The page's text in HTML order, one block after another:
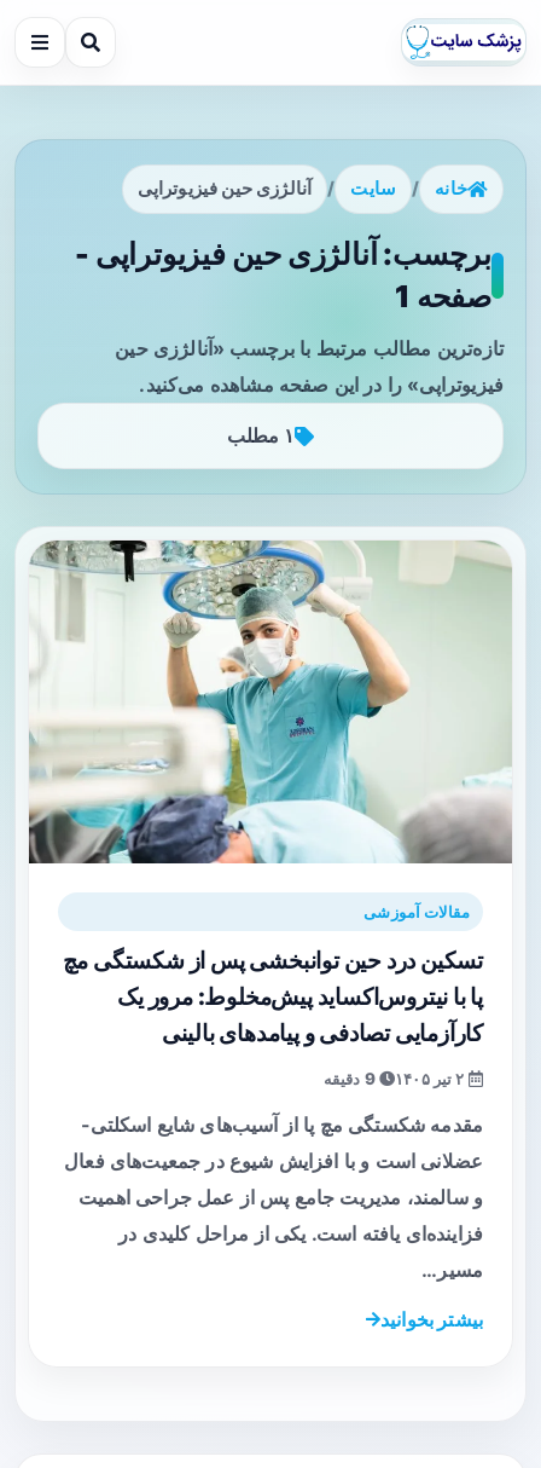
خانه / سایت / آنالژزی حین فیزیوتراپی
برچسب: آنالژزی حین فیزیوتراپی -
صفحه 1
تازه‌ترین مطالب مرتبط با برچسب «آنالژزی حین
فیزیوتراپی» را در این صفحه مشاهده می‌کنید.
۱ مطلب
مقالات آموزشی
تسکین درد حین توانبخشی پس از شکستگی مچ
پا با نیتروس‌اکساید پیش‌مخلوط: مرور یک
کارآزمایی تصادفی و پیامدهای بالینی
9 دقیقه
مقدمه شکستگی مچ پا از آسیب‌های شایع اسکلتی-
عضلانی است و با افزایش شیوع در جمعیت‌های فعال
و سالمند، مدیریت جامع پس از عمل جراحی اهمیت
فزاینده‌ای یافته است. یکی از مراحل کلیدی در
مسیر…
بیشتر بخوانید